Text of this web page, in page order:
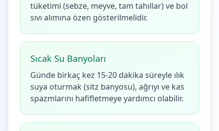
tüketimi (sebze, meyve, tam tahıllar) ve bol
sıvı alımına özen gösterilmelidir.
Sıcak Su Banyoları
Günde birkaç kez 15-20 dakika süreyle ılık
suya oturmak (sitz banyosu), ağrıyı ve kas
spazmlarını hafifletmeye yardımcı olabilir.